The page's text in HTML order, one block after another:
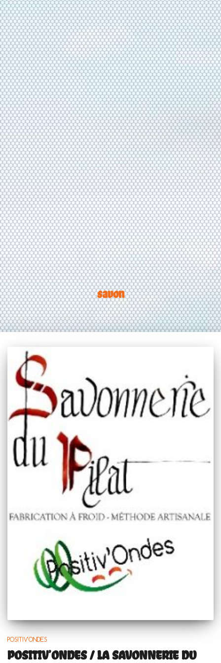
savon
POSITIV'ONDES
POSITIV’ONDES / LA SAVONNERIE DU